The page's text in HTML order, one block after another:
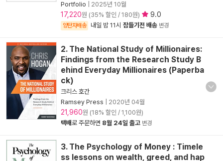
Portfolio
2025년 10월
17,220원 (35% 할인 / 180원) 9.0
양탄자배송 내일 밤 11시 잠들기전 배송 변경
2. The National Study of Millionaires:
Findings from the Research Study B
ehind Everyday Millionaires (Paperba
ck)
크리스 호간
Ramsey Press
2020년 04월
21,960원 (18% 할인 / 1,100원)
택배로 주문하면 8월 24일 출고 변경
3. The Psychology of Money : Timele
ss lessons on wealth, greed, and hap